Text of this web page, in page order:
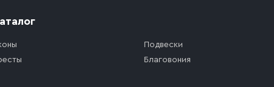
Подвески
Благовония